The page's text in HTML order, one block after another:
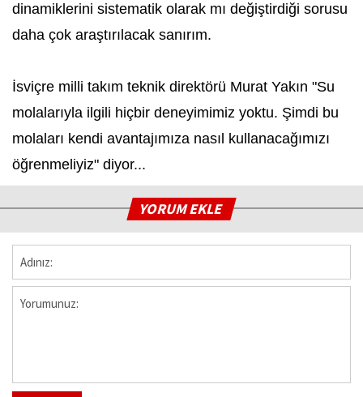
dinamiklerini sistematik olarak mı değiştirdiği sorusu
daha çok araştırılacak sanırım.
İsviçre milli takım teknik direktörü Murat Yakın "Su
molalarıyla ilgili hiçbir deneyimimiz yoktu. Şimdi bu
molaları kendi avantajımıza nasıl kullanacağımızı
öğrenmeliyiz" diyor...
YORUM EKLE